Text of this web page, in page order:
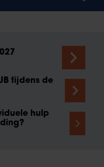
tijdens de
hulp